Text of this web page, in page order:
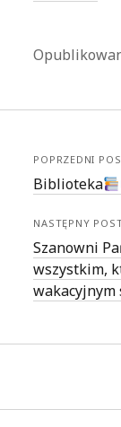
POPRZEDNI
Biblioteka
NASTĘPNY
Szanowni
wszystkim,
wakacyjnym